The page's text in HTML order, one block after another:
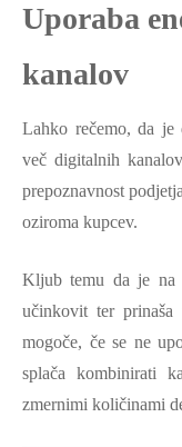
Uporaba
kanalov
Lahko rečemo, da je
več digitalnih
prepoznavnost
oziroma kupcev.
Kljub temu da je na
učinkovit ter prinaša
mogoče, če se ne
splača kombinirati
zmernimi količinami